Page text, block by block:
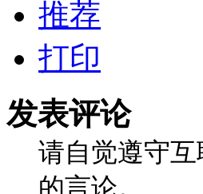
推荐
打印
发表评论
请自觉遵守
的言论。